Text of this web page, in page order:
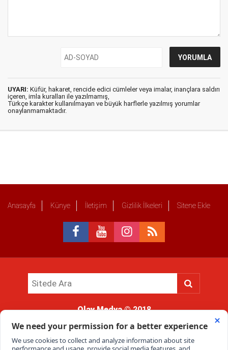
UYARI: Küfür, hakaret, rencide edici cümleler veya imalar, inançlara saldırı
içeren, imla kuralları ile yazılmamış,
Türkçe karakter kullanılmayan ve büyük harflerle yazılmış yorumlar
onaylanmamaktadır.
Anasayfa Künye İletişim Gizlilik İlkeleri Sitene Ekle
Olay Medya© 2018
kullanımı hukuki yaptırıma tabidir.